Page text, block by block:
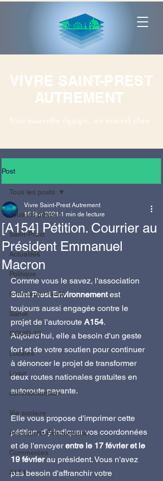
VIVRE SAINT-PREST
AUTREMENT
Une nouvelle équipe, un nouvel élan
Post
Tous les posts
Saint-Prest
Actualités
Politique
Intercommunalité
Santé
COVID 19
Locales
Loisir
commemoration
Vie scolaire
Animations/Évènements
Commerces
A154
Tous les posts
[A154] Pétition. Courrier au
Président Emmanuel
Macron
Vivre Saint-Prest Autrement
16 févr. 2021 1 min de lecture
Comme vous le savez, l'association
Saint Prest Environnement est
toujours aussi engagée contre le
projet de l'autoroute A154.
Aujourd'hui, elle a besoin d'un geste
fort et de votre soutien pour continuer
à dénoncer le projet de transformer
deux routes nationales gratuites en
autoroute payante.
Elle vous propose d'imprimer cette
pétition, d'y indiquer vos coordonnées
et de l'envoyer entre le 17 février et le
19 février au président. Vous n'avez
pas besoin d'affranchir votre